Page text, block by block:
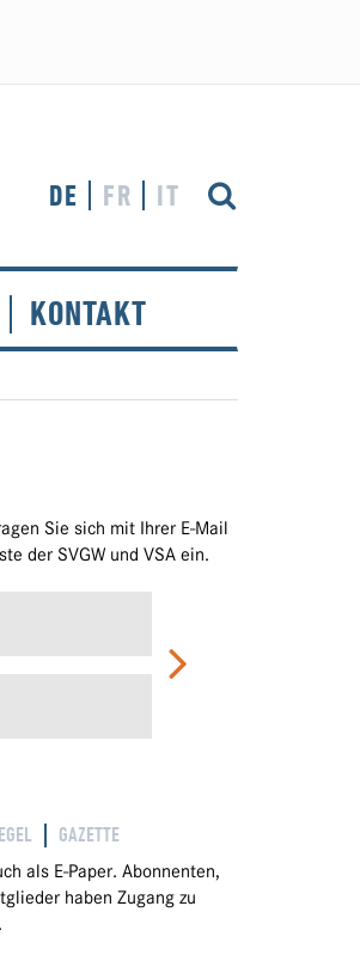
DE FR IT
KONTAKT
Sie sich mit Ihrer E-Mail
der SVGW und VSA ein.
GAZETTE
als E-Paper. Abonnenten,
haben Zugang zu